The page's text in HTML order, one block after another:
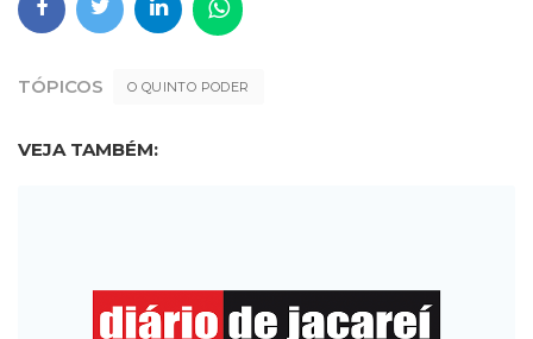
TÓPICOS O QUINTO PODER
VEJA TAMBÉM: